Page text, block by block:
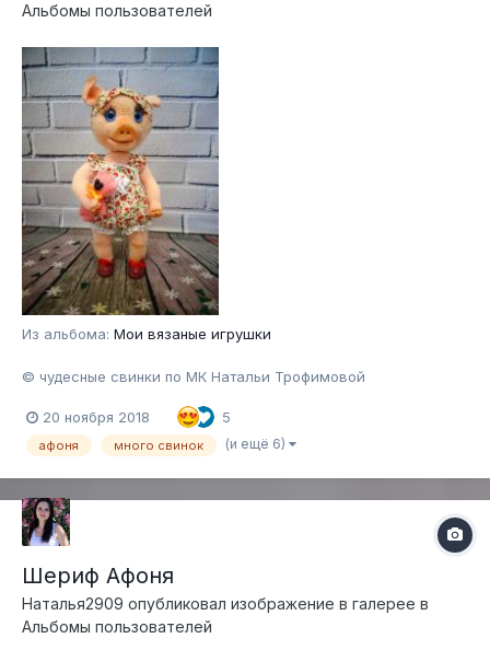
Альбомы пользователей
Из альбома: Мои вязаные игрушки
© чудесные свинки по МК Натальи Трофимовой
20 ноября 2018 5
афоня много свинок (и ещё 6)
Шериф Афоня
Наталья2909 опубликовал изображение в галерее в
Альбомы пользователей